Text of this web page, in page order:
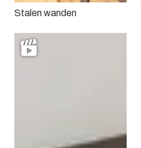
Stalen wanden